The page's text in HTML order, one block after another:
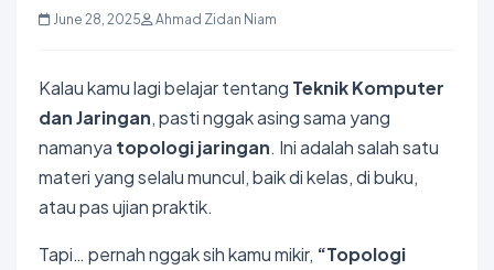
June 28, 2025 Ahmad Zidan Niam
Kalau kamu lagi belajar tentang Teknik Komputer
dan Jaringan, pasti nggak asing sama yang
namanya topologi jaringan. Ini adalah salah satu
materi yang selalu muncul, baik di kelas, di buku,
atau pas ujian praktik.
Tapi… pernah nggak sih kamu mikir, “Topologi